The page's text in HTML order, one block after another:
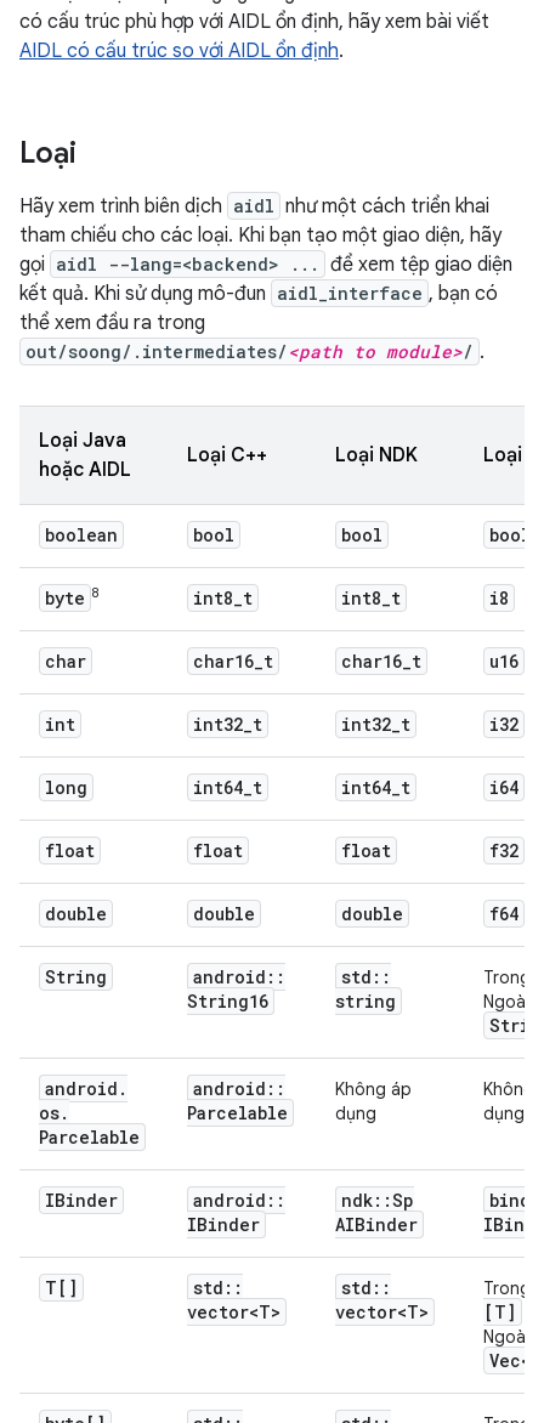
có cấu trúc phù hợp với AIDL ổn định, hãy xem bài viết
AIDL có cấu trúc so với AIDL ổn định.
Loại
Hãy xem trình biên dịch aidl như một cách triển khai
tham chiếu cho các loại. Khi bạn tạo một giao diện, hãy
gọi aidl --lang=<backend> ...
để xem tệp giao diện
kết quả. Khi sử dụng mô-đun aidl_interface , bạn có
thể xem đầu ra trong
out/soong/.intermediates/ <path to module>/ .
Loại Java
hoặc AIDL
Loại C++ Loại NDK Loại
boolean bool bool bool
byte 8 int8_t int8_t i8
char char16_t char16_t u16
int int32_t int32_t i32
long int64_t int64_t i64
float float float f32
double double double f64
String android ::
String16
std ::
string
Trong:
Ngoài:
android .
os.
Parcelable
android ::
Parcelable
Không áp
dụng
Không
dụng
IBinder android ::
IBinder
ndk::Sp
AIBinder
T[] std ::
vector<T>
std ::
vector<T>
Trong:
[T]
Ngoài: